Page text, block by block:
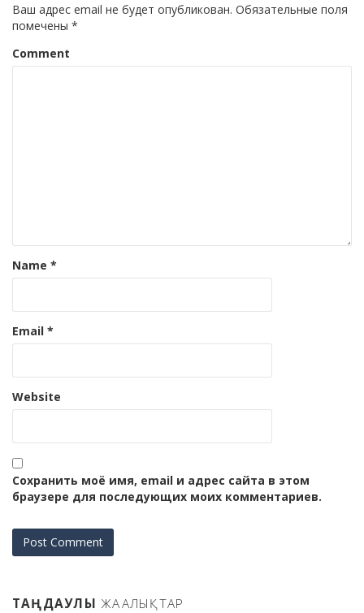
Ваш адрес email не будет опубликован. Обязательные поля
помечены *
Comment
Name *
Email *
Website
Сохранить моё имя, email и адрес сайта в этом
браузере для последующих моих комментариев.
ТАҢДАУЛЫ ЖАҢАЛЫҚТАР